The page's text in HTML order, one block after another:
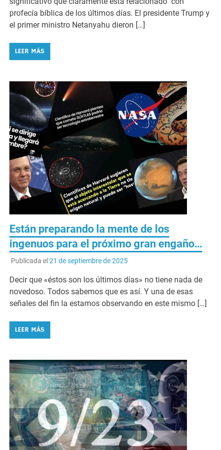
profecía bíblica de los últimos días. El presidente Trump y
el primer ministro Netanyahu dieron […]
LEER MÁS
Están preparando la mente de los
ingenuos para el próximo gran engaño…
Publicada el 21 de septiembre de 2025
Decir que «éstos son los últimos días» no tiene nada de
novedoso. Todos sabemos que es así. Y una de esas
señales del fin la estamos observando en este mismo […]
LEER MÁS